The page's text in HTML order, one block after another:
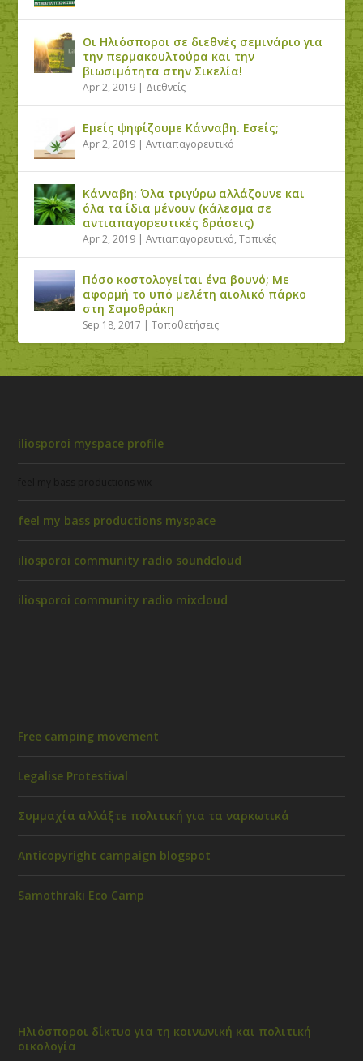
Οι Ηλιόσποροι σε διεθνές σεμινάριο για
την περμακουλτούρα και την
βιωσιμότητα στην Σικελία!
Apr 2, 2019 | Διεθνείς
Εμείς ψηφίζουμε Κάνναβη. Εσείς;
Apr 2, 2019 |Αντιαπαγορευτικό
Κάνναβη: Όλα τριγύρω αλλάζουνε και
όλα τα ίδια μένουν (κάλεσμα σε
αντιαπαγορευτικές δράσεις)
Apr 2, 2019 |Αντιαπαγορευτικό,Τοπικές
Πόσο κοστολογείται ένα βουνό; Με
αφορμή το υπό μελέτη αιολικό πάρκο
στη Σαμοθράκη
Sep 18, 2017 |Τοποθετήσεις
iliosporoi myspace profile
feel my bass productions myspace
iliosporoi community radio soundcloud
iliosporoi community radio mixcloud
Free camping movement
Legalise Protestival
Συμμαχία αλλάξτε πολιτική για τα ναρκωτικά
Anticopyright campaign blogspot
Samothraki Eco Camp
Ηλιόσποροι δίκτυο για τη κοινωνική και πολιτική
οικολογία